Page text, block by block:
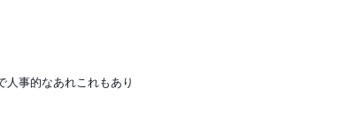
人事的なあれこれもあり